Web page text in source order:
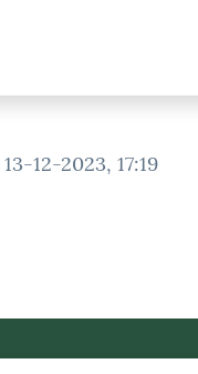
13-12-2023, 17:19